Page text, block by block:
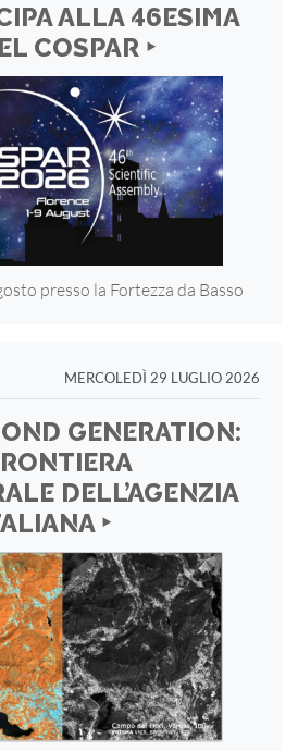
ALLA 46ESIMA
COSPAR ‣
presso la Fortezza da Basso
MERCOLEDÌ 29 LUGLIO 2026
GENERATION:
DELL’AGENZIA
‣